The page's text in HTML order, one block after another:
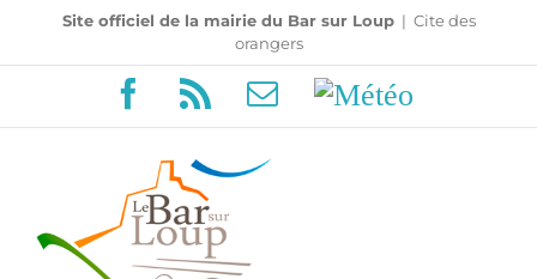
au
Site officiel de la mairie du Bar sur Loup | Cite des
orangers
Facebook
Rss EmailMétéo